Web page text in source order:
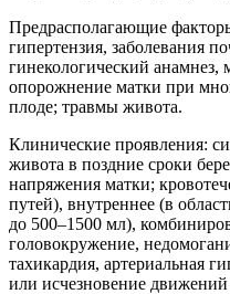
Предрасполагающие
гипертензия, заболевания
гинекологический анамнез,
опорожнение матки при
плоде; травмы живота.
Клинические проявления:
живота в поздние сроки
напряжения матки;
путей), внутреннее (в
до 500–1500 мл),
головокружение,
тахикардия, артериальная
или исчезновение движений